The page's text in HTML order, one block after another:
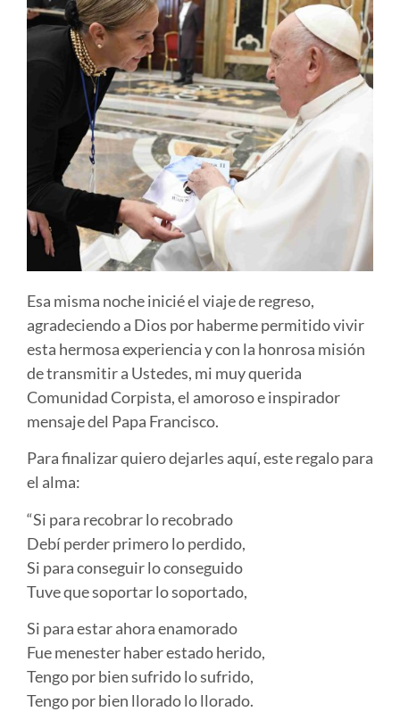
Esa misma noche inicié el viaje de regreso,
agradeciendo a Dios por haberme permitido vivir
esta hermosa experiencia y con la honrosa misión
de transmitir a Ustedes, mi muy querida
Comunidad Corpista, el amoroso e inspirador
mensaje del Papa Francisco.
Para finalizar quiero dejarles aquí, este regalo para
el alma:
“Si para recobrar lo recobrado
Debí perder primero lo perdido,
Si para conseguir lo conseguido
Tuve que soportar lo soportado,
Si para estar ahora enamorado
Fue menester haber estado herido,
Tengo por bien sufrido lo sufrido,
Tengo por bien llorado lo llorado.